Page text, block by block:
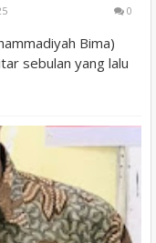
0
Bima)
sebulan yang lalu